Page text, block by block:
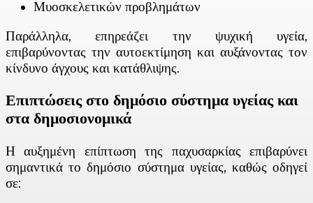
Μυοσκελετικών προβλημάτων
Παράλληλα, επηρεάζει την ψυχική υγεία,
επιβαρύνοντας την αυτοεκτίμηση και αυξάνοντας τον
κίνδυνο άγχους και κατάθλιψης.
Επιπτώσεις στο δημόσιο σύστημα υγείας και
στα δημοσιονομικά
Η αυξημένη επίπτωση της παχυσαρκίας επιβαρύνει
σημαντικά το δημόσιο σύστημα υγείας, καθώς οδηγεί
σε: